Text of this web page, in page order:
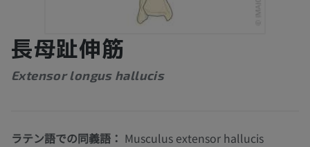
長母趾伸筋
Extensor longus hallucis
ラテン語での同義語： Musculus extensor hallucis